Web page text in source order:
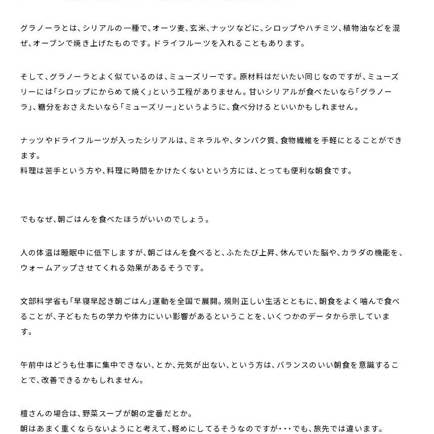
グラノーラとは、シリアルの一種で、オーツ麦、玄米、ナッツなどに、シロップやハチミツ、植物油などを混
ぜ、オーブンで焼き上げたものです。ドライフルーツを入れることもあります。
そして、グラノーラとよく似ているのは、ミューズリーです。原材料はだいたい同じなのですが、ミューズ
リーには「シロップにからめて焼く」という工程がありません。甘いシリアルが食べたいなら「グラノー
ラ」、糖分をおさえたいなら「ミューズリー」というように、食べ分けるといいかもしれません。
ナッツやドライフルーツが入ったシリアルは、ミネラルや、タンパク質、食物繊維を手軽にとることができ
ます。
料理は苦手という方や、料理に時間をかけたくないという方には、とっても便利な朝食です。
でもなぜ、朝ごはんを食べたほうがいいのでしょう。
人の体温は睡眠中に低下しますが、朝ごはんを食べると、ふたたび上昇、休んでいた脳や、カラダの機能を、
ウォームアップさせてくれる効果があるそうです。
文部科学省も「早寝早起き朝ごはん」運動を全国で展開。規則正しい生活とともに、朝食をよく噛んで食べ
ることが、子どもたちの学力や体力にいい影響があるということを、いくつかのデータから示していま
す。
午前中はどうも仕事に集中できない、とか、元気が出ない、という方は、バランスのいい朝食を意識するこ
とで、改善できるかもしれません。
檀さんの場合は、野菜スープが朝の定番だとか。
朝はあまく重くならないようにと考えて、軽めにしてるそうなのですが・・・でも、旅先では違います。